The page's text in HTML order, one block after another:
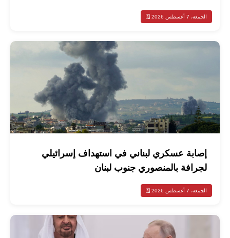
الجمعة، 7 أغسطس 2026 🗓️
إصابة عسكري لبناني في استهداف إسرائيلي
لجرافة بالمنصوري جنوب لبنان
الجمعة، 7 أغسطس 2026 🗓️